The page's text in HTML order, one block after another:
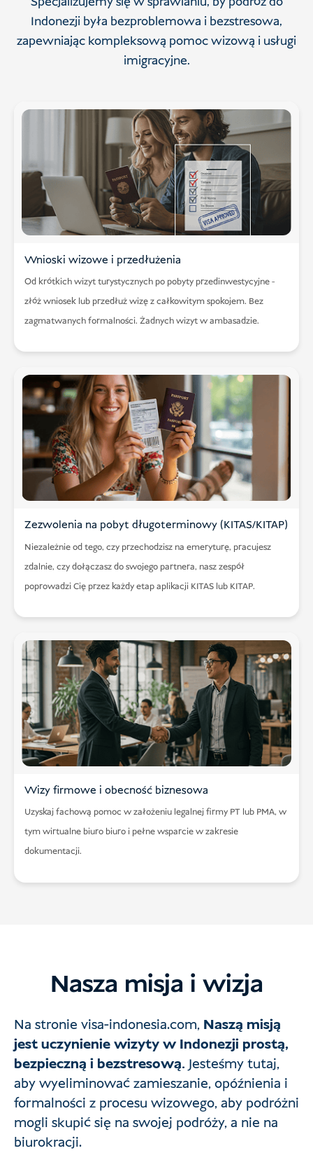
Indonezji była bezproblemowa i bezstresowa,
zapewniając kompleksową pomoc wizową i usługi
imigracyjne.
Wnioski wizowe i przedłużenia
Od krótkich wizyt turystycznych po pobyty przedinwestycyjne -
złóż wniosek lub przedłuż wizę z całkowitym spokojem. Bez
zagmatwanych formalności. Żadnych wizyt w ambasadzie.
Zezwolenia na pobyt długoterminowy (KITAS/KITAP)
Niezależnie od tego, czy przechodzisz na emeryturę, pracujesz
zdalnie, czy dołączasz do swojego partnera, nasz zespół
poprowadzi Cię przez każdy etap aplikacji KITAS lub KITAP.
Wizy firmowe i obecność biznesowa
Uzyskaj fachową pomoc w założeniu legalnej firmy PT lub PMA, w
tym wirtualne biuro biuro i pełne wsparcie w zakresie
dokumentacji.
Nasza misja i wizja
Na stronie visa-indonesia.com, Naszą misją
jest uczynienie wizyty w Indonezji prostą,
bezpieczną i bezstresową. Jesteśmy tutaj,
aby wyeliminować zamieszanie, opóźnienia i
formalności z procesu wizowego, aby podróżni
mogli skupić się na swojej podróży, a nie na
biurokracji.